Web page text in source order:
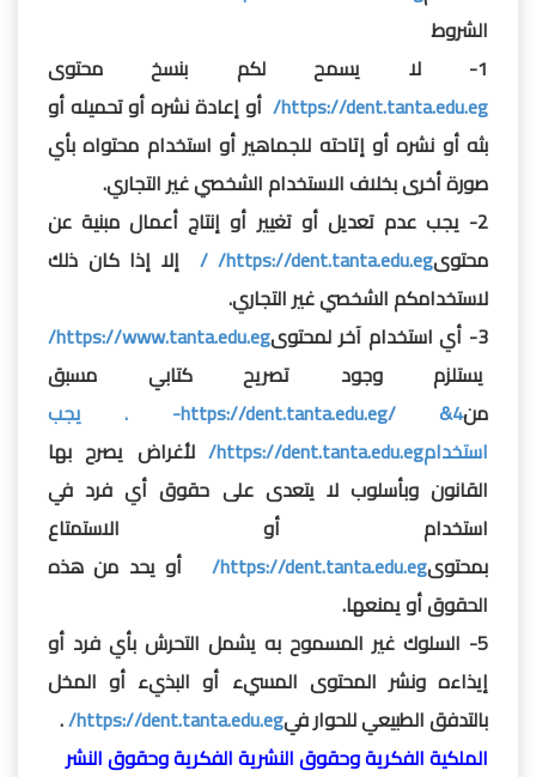
الشروط
1- لا يسمح لكم بنسخ محتوى
https://dent.tanta.edu.eg/ أو إعادة نشره أو تحميله أو
بثه أو نشره أو إتاحته للجماهير أو استخدام محتواه بأي
صورة أخرى بخلاف الاستخدام الشخصي غير التجاري.
2- يجب عدم تعديل أو تغيير أو إنتاج أعمال مبنية عن
محتوىhttps://dent.tanta.edu.eg/
/ إلا إذا كان ذلك
لاستخدامكم الشخصي غير التجاري.
3- أي استخدام آخر لمحتوى
https://www.tanta.edu.eg/
يستلزم وجود تصريح كتابي مسبق
من
https://dent.tanta.edu.eg/&4- . يجب
استخدامhttps://dent.tanta.edu.eg/ لأغراض يصرح بها
القانون وبأسلوب لا يتعدى على حقوق أي فرد في
استخدام أو الاستمتاع
بمحتوىhttps://dent.tanta.edu.eg/
أو يحد من هذه
الحقوق أو يمنعها.
5- السلوك غير المسموح به يشمل التحرش بأي فرد أو
إيذاءه ونشر المحتوى المسيء أو البذيء أو المخل
بالتدفق الطبيعي للحوار فيhttps://dent.tanta.edu.eg/
.
الملكية الفكرية وحقوق النشرية الفكرية وحقوق النشر